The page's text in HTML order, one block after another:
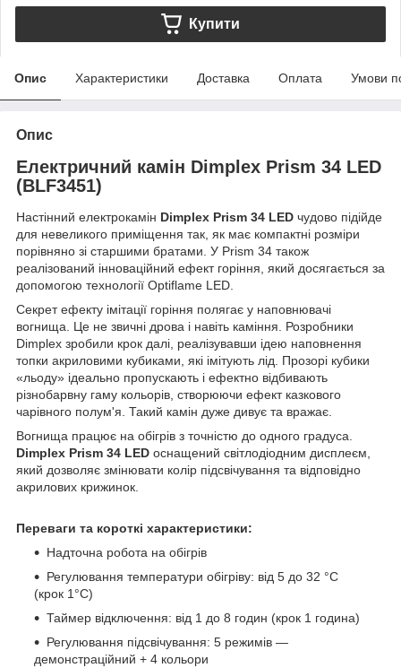
Купити
Опис Характеристики Доставка Оплата Умови
Опис
Електричний камін Dimplex Prism 34 LED
(BLF3451)
Настінний електрокамін Dimplex Prism 34 LED чудово підійде
для невеликого приміщення так, як має компактні розміри
порівняно зі старшими братами. У Prism 34 також
реалізований інноваційний ефект горіння, який досягається за
допомогою технології Optiflame LED.
Секрет ефекту імітації горіння полягає у наповнювачі
вогнища. Це не звичні дрова і навіть каміння. Розробники
Dimplex зробили крок далі, реалізувавши ідею наповнення
топки акриловими кубиками, які імітують лід. Прозорі кубики
«льоду» ідеально пропускають і ефектно відбивають
різнобарвну гаму кольорів, створюючи ефект казкового
чарівного полум'я. Такий камін дуже дивує та вражає.
Вогнища працює на обігрів з точністю до одного градуса.
Dimplex Prism 34 LED оснащений світлодіодним дисплеєм,
який дозволяє змінювати колір підсвічування та відповідно
акрилових крижинок.
Переваги та короткі характеристики:
Надточна робота на обігрів
Регулювання температури обігріву: від 5 до 32 °C
(крок 1°C)
Таймер відключення: від 1 до 8 годин (крок 1 година)
Регулювання підсвічування: 5 режимів —
демонстраційний + 4 кольори